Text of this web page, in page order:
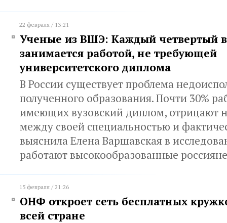
22 февраля / 13:21
Ученые из ВШЭ: Каждый четвертый
занимается работой, не требующей
университетского диплома
В России существует проблема
полученного образования. Почти 30%
имеющих вузовский диплом, отрицают
между своей специальностью и
выяснила Елена Варшавская в
работают высокообразованные
15 февраля / 21:26
ОНФ откроет сеть бесплатных
всей стране